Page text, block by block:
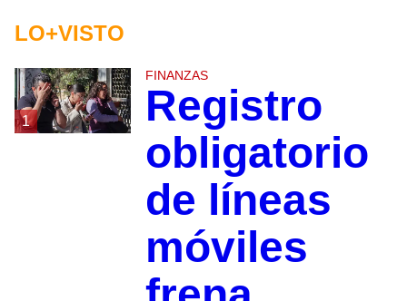
LO+VISTO
1
FINANZAS
Registro
obligatorio
de líneas
móviles